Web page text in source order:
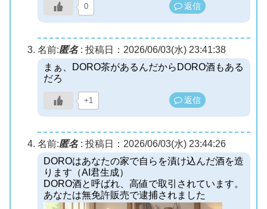
0 返信
名前:匿名: 投稿日：2026/06/03(水) 23:41:38
まぁ、DORO茶があるんだからDORO酒もある
だろ
+1 返信
名前:匿名: 投稿日：2026/06/03(水) 23:44:26
DOROはあなたの家で自らを漬け込んだ酒を造
ります（AI君生成）
DORO酒と呼ばれ、高値で取引されています。
あなたは無免許販売で逮捕されました